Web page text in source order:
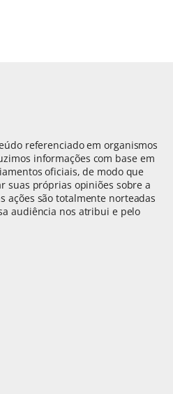
referenciado em organismos
informações com base em
oficiais, de modo que
suas próprias opiniões sobre a
ações são totalmente norteadas
audiência nos atribui e pelo